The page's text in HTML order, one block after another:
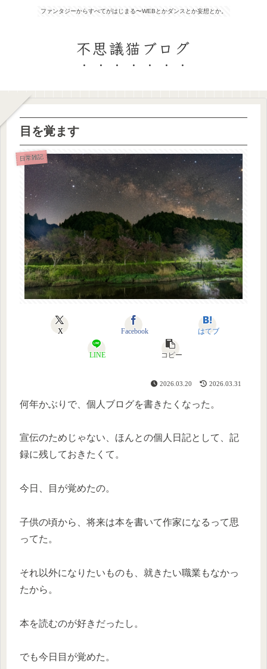
ファンタジーからすべてがはじまる〜WEBとかダンスとか妄想とか。
不思議猫ブログ
目を覚ます
日常雑記
X Facebook はてブ
LINE コピー
2026.03.20 2026.03.31
何年かぶりで、個人ブログを書きたくなった。
宣伝のためじゃない、ほんとの個人日記として、記
録に残しておきたくて。
今日、目が覚めたの。
子供の頃から、将来は本を書いて作家になるって思
ってた。
それ以外になりたいものも、就きたい職業もなかっ
たから。
本を読むのが好きだったし。
でも今日目が覚めた。